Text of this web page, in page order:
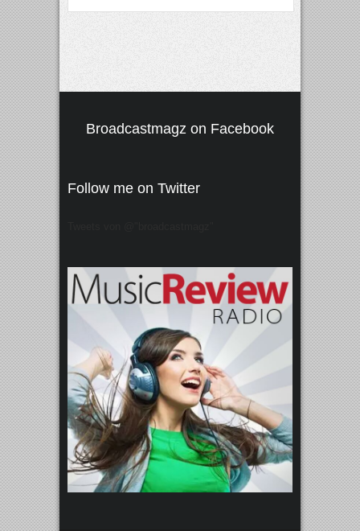
Broadcastmagz on Facebook
Follow me on Twitter